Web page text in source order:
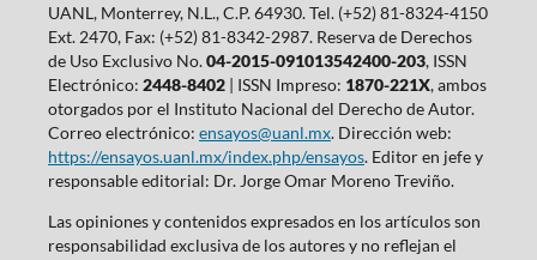
UANL, Monterrey, N.L., C.P. 64930. Tel. (+52) 81-8324-4150
Ext. 2470, Fax: (+52) 81-8342-2987. Reserva de Derechos
de Uso Exclusivo No.04-2015-091013542400-203, ISSN
Electrónico: 2448-8402| ISSN Impreso: 1870-221X, ambos
otorgados por el Instituto Nacional del Derecho de Autor.
Correo electrónico: ensayos@uanl.mx. Dirección web:
https://ensayos.uanl.mx/index.php/ensayos. Editor en jefe y
responsable editorial: Dr. Jorge Omar Moreno Treviño.
Las opiniones y contenidos expresados en los artículos son
responsabilidad exclusiva de los autores y no reflejan el